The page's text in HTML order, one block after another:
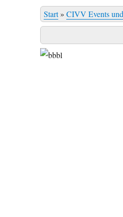
Start»CIVV Events